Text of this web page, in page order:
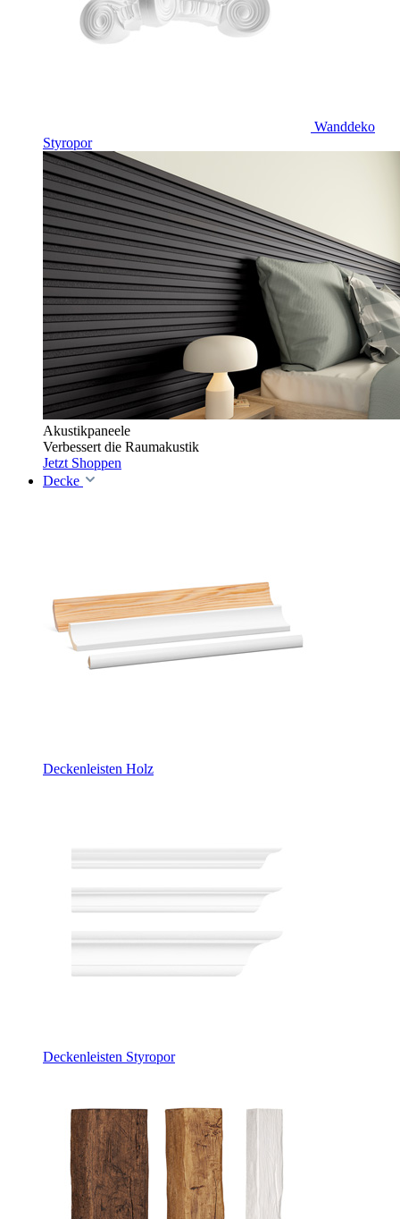
Wanddeko
Styropor
Akustikpaneele
Verbessert die Raumakustik
Jetzt Shoppen
Decke
Deckenleisten Holz
Deckenleisten Styropor